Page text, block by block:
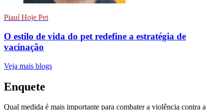
Piauí Hoje Pet
O estilo de vida do pet redefine a estratégia de
vacinação
Veja mais blogs
Enquete
Qual medida é mais importante para combater a violência contra a